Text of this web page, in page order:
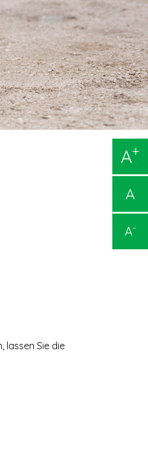
A+
A
A-
lassen Sie die